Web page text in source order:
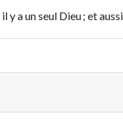
y a un seul Dieu ; et